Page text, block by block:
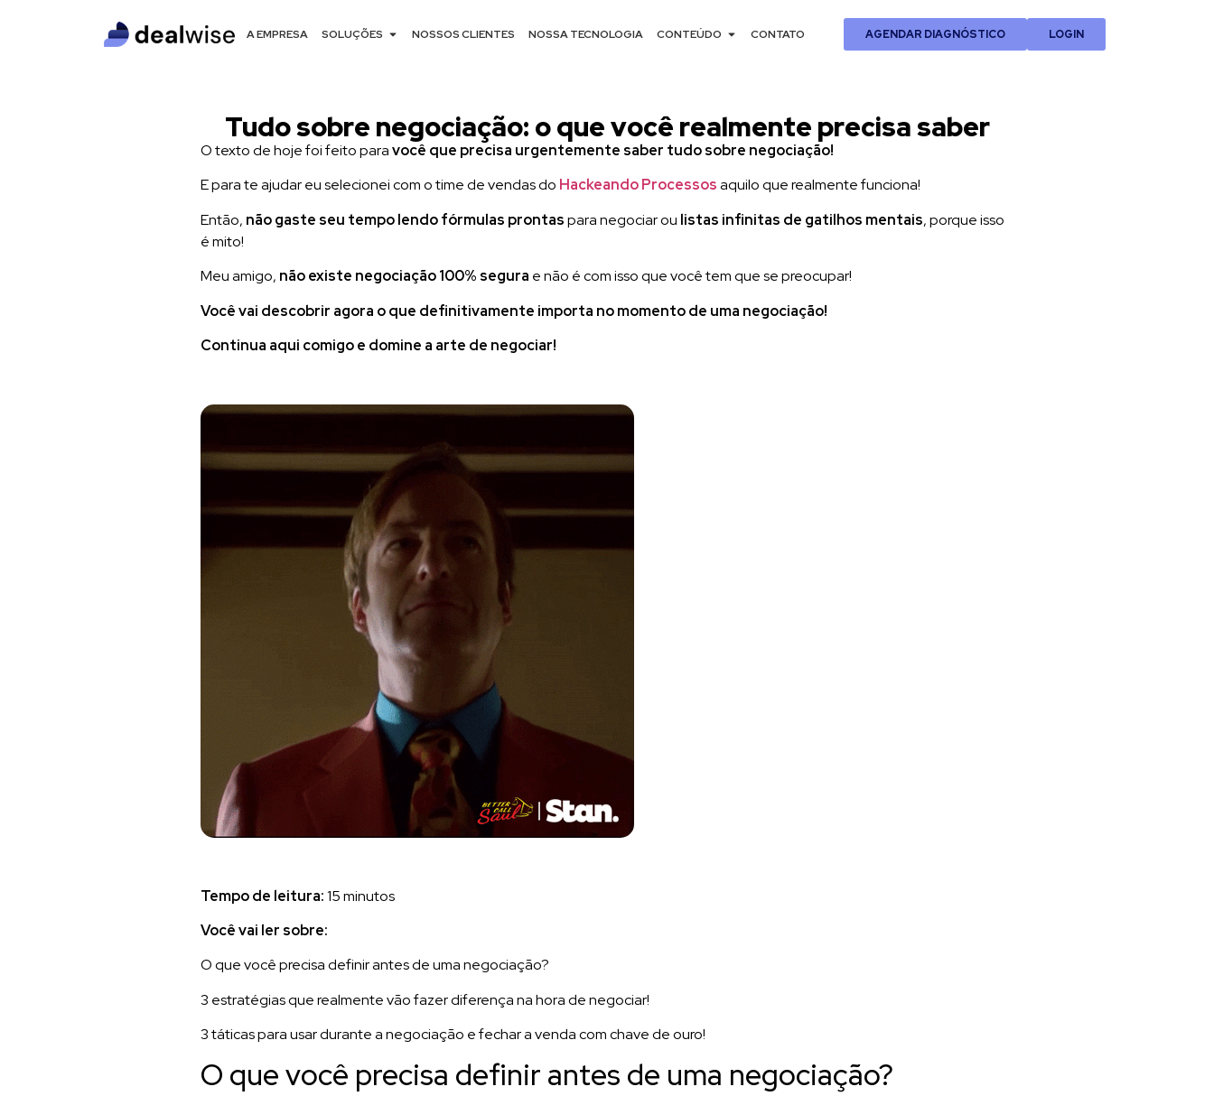
A EMPRESA SOLUÇÕES NOSSOS CLIENTES NOSSA TECNOLOGIA CONTEÚDO CONTATO AGENDAR DIAGNÓSTICO LOGIN
Tudo sobre negociação: o que você realmente precisa saber
O texto de hoje foi feito paravocê que precisa urgentemente saber tudo sobre negociação!
E para te ajudar eu selecionei com o time de vendas do Hackeando Processosaquilo que realmente funciona!
Então, não gaste seu tempo lendo fórmulas prontaspara negociar ou listas infinitas de gatilhos mentais, porque isso
é mito!
Meu amigo, não existe negociação 100% segura e não é com isso que você tem que se preocupar!
Você vai descobrir agora o que definitivamente importa no momento de uma negociação!
Continua aqui comigo e domine a arte de negociar!
Tempo de leitura:15 minutos
Você vai ler sobre:
O que você precisa definir antes de uma negociação?
3 estratégias que realmente vão fazer diferença na hora de negociar!
3 táticas para usar durante a negociação e fechar a venda com chave de ouro!
O que você precisa definir antes de uma negociação?